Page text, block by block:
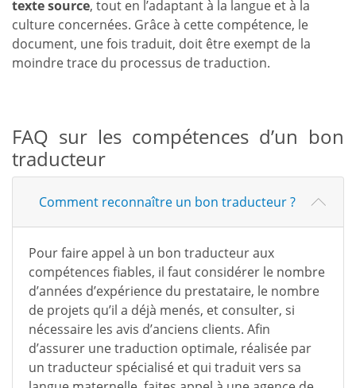
texte source, tout en l’adaptant à la langue et à la
culture concernées. Grâce à cette compétence, le
document, une fois traduit, doit être exempt de la
moindre trace du processus de traduction.
FAQ sur les compétences d’un bon
traducteur
Comment reconnaître un bon traducteur ?
Pour faire appel à un bon traducteur aux
compétences fiables, il faut considérer le nombre
d’années d’expérience du prestataire, le nombre
de projets qu’il a déjà menés, et consulter, si
nécessaire les avis d’anciens clients. Afin
d’assurer une traduction optimale, réalisée par
un traducteur spécialisé et qui traduit vers sa